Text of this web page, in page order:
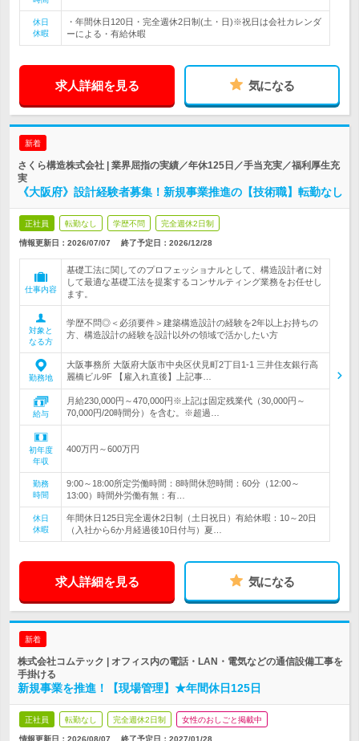
休日
休暇
・年間休日120日・完全週休2日制(土・日)※祝日は会社カレンダ
ーによる・有給休暇
求人詳細を見る 気になる
新着
さくら構造株式会社 | 業界屈指の実績／年休125日／手当充実／福利厚生充
実
《大阪府》設計経験者募集！新規事業推進の【技術職】転勤なし
正社員 転勤なし 学歴不問 完全週休2日制
情報更新日：2026/07/07 終了予定日： 2026/12/28
仕事内容
基礎工法に関してのプロフェッショナルとして、構造設計者に対
して最適な基礎工法を提案するコンサルティング業務をお任せし
ます。
対象と
なる方
学歴不問◎＜必須要件＞建築構造設計の経験を2年以上お持ちの
方、構造設計の経験を設計以外の領域で活かしたい方
勤務地
大阪事務所 大阪府大阪市中央区伏見町2丁目1-1 三井住友銀行高
麗橋ビル9F 【雇入れ直後】上記事…
給与
月給230,000円～470,000円※上記は固定残業代（30,000円～
70,000円/20時間分）を含む。※超過…
初年度
年収
400万円～600万円
勤務
時間
9:00～18:00所定労働時間：8時間休憩時間：60分（12:00～
13:00）時間外労働有無：有…
休日
休暇
年間休日125日完全週休2日制（土日祝日）有給休暇：10～20日
（入社から6か月経過後10日付与）夏…
求人詳細を見る 気になる
新着
株式会社コムテック | オフィス内の電話・LAN・電気などの通信設備工事を
手掛ける
新規事業を推進！【現場管理】★年間休日125日
正社員 転勤なし 完全週休2日制 女性のおしごと掲載中
情報更新日：2026/08/07 終了予定日： 2027/01/28